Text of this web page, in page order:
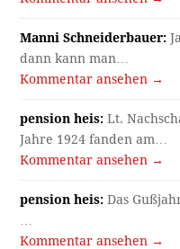
Manni Schneiderbauer:
dann kann man…
Kommentar ansehen →
pension heis: Lt.
Jahre 1924 fanden am…
Kommentar ansehen →
pension heis: Das
Kommentar ansehen →